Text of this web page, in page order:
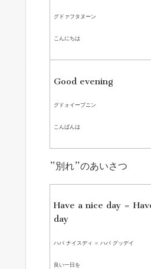
グドァフタヌーン
こんにちは
Good evening
グドォイーブニン
こんばんは
”別れ”のあいさつ
Have a nice day =
day
ハバ ナイスディ = ハバ グッデイ
良い一日を